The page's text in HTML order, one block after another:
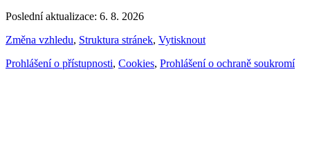
Poslední aktualizace: 6. 8. 2026
Změna vzhledu, Struktura stránek, Vytisknout
Prohlášení o přístupnosti, Cookies, Prohlášení o ochraně soukromí